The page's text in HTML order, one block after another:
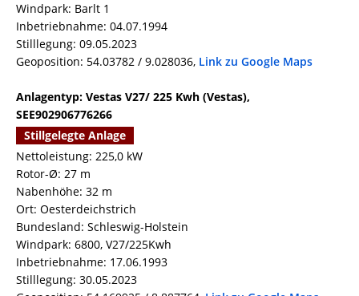
Windpark: Barlt 1
Inbetriebnahme: 04.07.1994
Stilllegung: 09.05.2023
Geoposition: 54.03782 / 9.028036, Link zu Google Maps
Anlagentyp: Vestas V27/ 225 Kwh (Vestas),
SEE902906776266
Stillgelegte Anlage
Nettoleistung: 225,0 kW
Rotor-Ø: 27 m
Nabenhöhe: 32 m
Ort: Oesterdeichstrich
Bundesland: Schleswig-Holstein
Windpark: 6800, V27/225Kwh
Inbetriebnahme: 17.06.1993
Stilllegung: 30.05.2023